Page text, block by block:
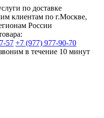
по доставке
клиентам по г.Москве,
России
57 +7 (977) 977-90-70
в течение 10 минут